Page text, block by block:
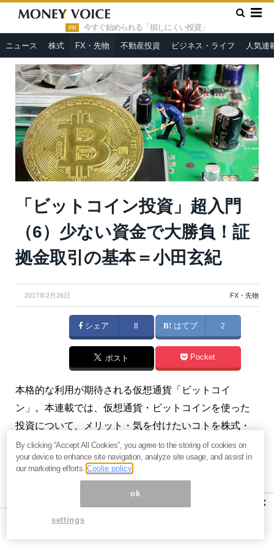
PR 今すぐ始められる「損しにくい投資」
ニュース 株式 FX・先物 不動産投資 ビジネス・ライフ 人気連
HOME » FX・先物 »
「ビットコイン投資」超入門（6）少ない
資金で大勝負！証拠金取引の基本＝小田玄紀
「ビットコイン投資」超入門
（6）少ない資金で大勝負！証
拠金取引の基本＝小田玄紀
2017年2月26日 FX・先物
シェア 8 はてブ 2
ポスト Pocket
本格的な利用が期待される仮想通貨「ビットコイ
ン」。本連載では、仮想通貨・ビットコインを使った
投資について、メリット・気を付けたいコトを株式・
FX等にも精通する小田玄紀氏がわかりやすく解説しま
す。仮想通貨や取引所の選び方は？ 何をしたら得し
て、何をすると損する？仮想通貨投資への一歩をココ
から踏み出しましょう！【連載第6回（全7回）】
×
By clicking “Accept All Cookies”, you agree to the storing of cookies on
your device to enhance site navigation, analyze site usage, and assist in
our marketing efforts.Coolie policy
ok
settings